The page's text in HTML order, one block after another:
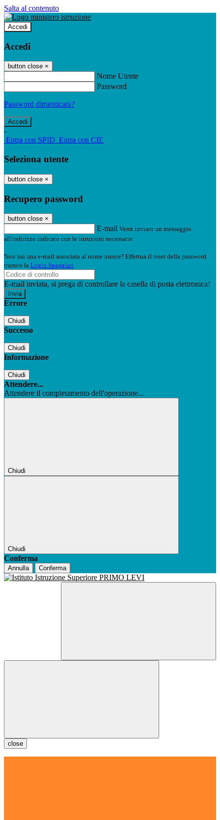
Salta al contenuto
Accedi
Accedi
button close ×
Nome Utente
Password
Password dimenticata?
-
Entra con SPID Entra con CIE
Seleziona utente
button close ×
Recupero password
button close ×
E-mail Verrà inviato un messaggio
all'indirizzo indicato con le istruzioni necessarie.
Non hai una e-mail associata al nome utente? Effettua il reset della password
tramite la Login Spaggiari
E-mail inviata, si prega di controllare la casella di posta elettronica!
Errore
Chiudi
Successo
Chiudi
Informazione
Chiudi
Attendere...
Attendere il completamento dell'operazione...
Chiudi
Chiudi
Conferma
Annulla Conferma
close